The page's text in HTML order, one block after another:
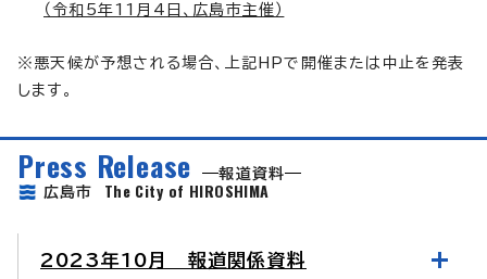
（令和5年11月4日、広島市主催）
※悪天候が予想される場合、上記HPで開催または中止を発表
します。
Press Release
報道資料
広島市 The City of HIROSHIMA
2023年10月 報道関係資料